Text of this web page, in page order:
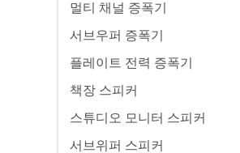
멀티 채널 증폭기
서브우퍼 증폭기
플레이트 전력 증폭기
책장 스피커
스튜디오 모니터 스피커
서브위퍼 스피커